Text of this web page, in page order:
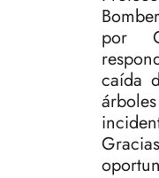
por
caída